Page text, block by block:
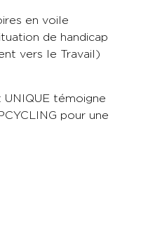
en voile
de handicap
vers le Travail)
UNIQUE témoigne
pour une